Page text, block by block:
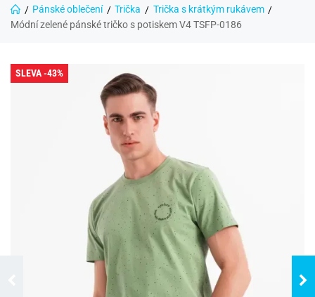
Pánské oblečení Trička
Trička s krátkým rukávem
Módní zelené pánské tričko s potiskem V4 TSFP-0186
SLEVA -43%